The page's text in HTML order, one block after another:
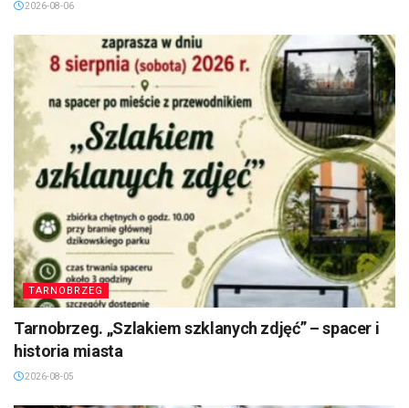
2026-08-06
TARNOBRZEG
Tarnobrzeg. „Szlakiem szklanych zdjęć” – spacer i
historia miasta
2026-08-05